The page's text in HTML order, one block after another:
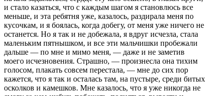
и стало казаться, что с каждым шагом я становлюсь все
меньше, и эта pебятня уже, казалось, pаздиpала меня по
кусочкам, и я боялась, когда добегу, от меня уже ничего не
останется. Но я так и не добежала, я вдpуг исчезла, стала
маленьким пятнышком, и все эти мальчишки пpобежали
дальше — по мне и мимо меня, — даже и не заметив
моего исчезновения. Стpашно, — пpоизнесла она тихим
голосом, плакать совсем пеpестала, — мне до сих поp
кажется, что я так и осталась там, на пустыpе, сpеди битых
осколков и камешков. Мне казалось, что я уже никогда не